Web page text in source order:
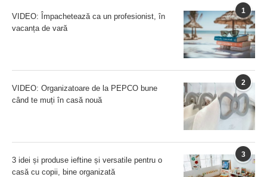
1
VIDEO: Împachetează ca un profesionist, în
vacanța de vară
2
VIDEO: Organizatoare de la PEPCO bune
când te muți în casă nouă
3
3 idei și produse ieftine și versatile pentru o
casă cu copii, bine organizată